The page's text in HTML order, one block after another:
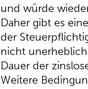
und würde
Daher gibt es
der
nicht
Dauer der
Weitere